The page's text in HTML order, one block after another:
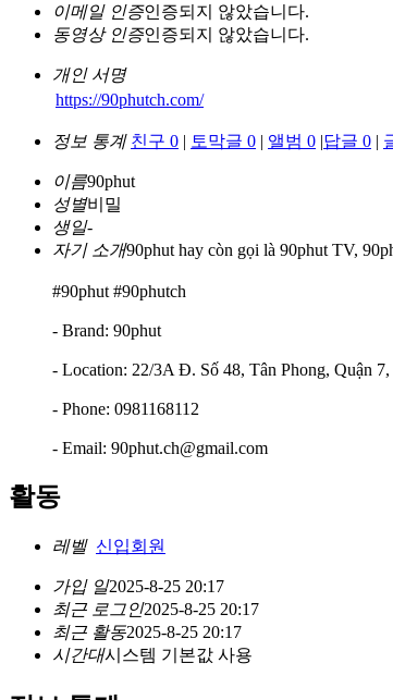
이메일 인증인증되지 않았습니다.
동영상 인증인증되지 않았습니다.
개인 서명
https://90phutch.com/
정보 통계 친구 0 | 토막글 0 | 앨범 0 |답글 0 |
이름90phut
성별비밀
생일-
자기 소개90phut hay còn gọi là 90phut TV,
#90phut #90phutch
- Brand: 90phut
- Location: 22/3A Đ. Số 48, Tân Phong, Quận
- Phone: 0981168112
- Email: 90phut.ch@gmail.com
활동
레벨 신입회원
가입 일2025-8-25 20:17
최근 로그인2025-8-25 20:17
최근 활동2025-8-25 20:17
시간대시스템 기본값 사용